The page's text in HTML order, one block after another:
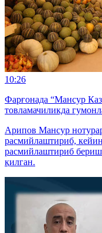
10:26
Фарғонада “Мансур
товламачиликда
Арипов Мансур
расмийлаштириб,
расмийлаштириб бериш
қилган.